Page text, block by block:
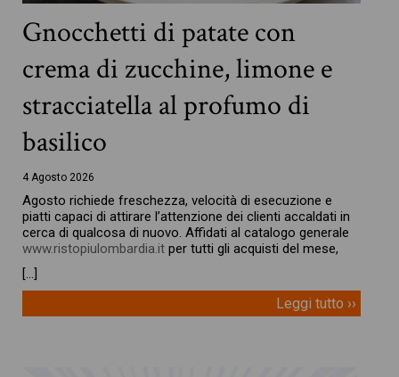
Gnocchetti di patate con
crema di zucchine, limone e
stracciatella al profumo di
basilico
4 Agosto 2026
Agosto richiede freschezza, velocità di esecuzione e
piatti capaci di attirare l’attenzione dei clienti accaldati in
cerca di qualcosa di nuovo. Affidati al catalogo generale
www.ristopiulombardia.it per tutti gli acquisti del mese,
[…]
Leggi tutto ››